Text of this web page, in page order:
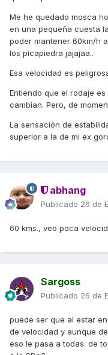
Me he quedado mosca
en una pequeña cuesta
poder mantener 60km/h
los picapiedra jajajaa..
Esa velocidad es
Entiendo que el rodaje
cambian. Pero, de
La sensación de
superior a la de mi ex
abhang
Publicado 26 de
60 kms., veo poca
Sargoss
Publicado 26 de
puede ser que al estar
de velocidad y aunque
eso le pasa a todas. de